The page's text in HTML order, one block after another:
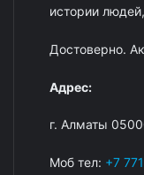
истории
Достоверно.
Адрес:
г. Алматы
Моб тел: +7